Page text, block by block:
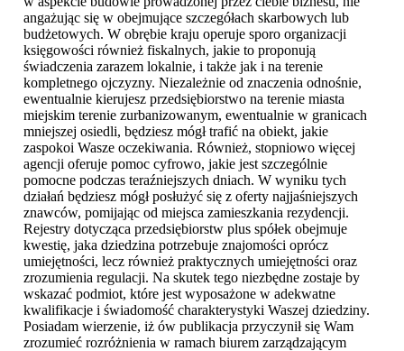
angażując się w obejmujące szczegółach skarbowych lub
budżetowych. W obrębie kraju operuje sporo organizacji
księgowości również fiskalnych, jakie to proponują
świadczenia zarazem lokalnie, i także jak i na terenie
kompletnego ojczyzny. Niezależnie od znaczenia odnośnie,
ewentualnie kierujesz przedsiębiorstwo na terenie miasta
miejskim terenie zurbanizowanym, ewentualnie w granicach
mniejszej osiedli, będziesz mógł trafić na obiekt, jakie
zaspokoi Wasze oczekiwania. Również, stopniowo więcej
agencji oferuje pomoc cyfrowo, jakie jest szczególnie
pomocne podczas teraźniejszych dniach. W wyniku tych
działań będziesz mógł posłużyć się z oferty najjaśniejszych
znawców, pomijając od miejsca zamieszkania rezydencji.
Rejestry dotycząca przedsiębiorstw plus spółek obejmuje
kwestię, jaka dziedzina potrzebuje znajomości oprócz
umiejętności, lecz również praktycznych umiejętności oraz
zrozumienia regulacji. Na skutek tego niezbędne zostaje by
wskazać podmiot, które jest wyposażone w adekwatne
kwalifikacje i świadomość charakterystyki Waszej dziedziny.
Posiadam wierzenie, iż ów publikacja przyczynił się Wam
zrozumieć rozróżnienia w ramach biurem zarządzającym